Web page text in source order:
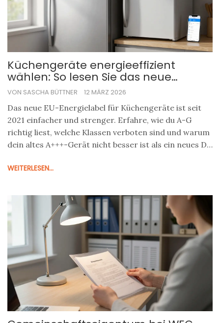
Küchengeräte energieeffizient
wählen: So lesen Sie das neue
Energielabel und sparen Strom
VON SASCHA BÜTTNER 12 MÄRZ 2026
Das neue EU-Energielabel für Küchengeräte ist seit
2021 einfacher und strenger. Erfahre, wie du A-G
richtig liest, welche Klassen verboten sind und warum
dein altes A+++-Gerät nicht besser ist als ein neues D-
WEITERLESEN...